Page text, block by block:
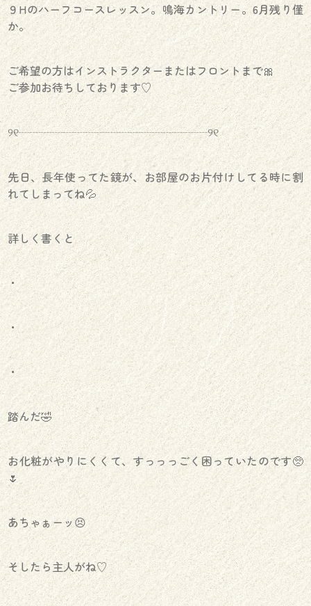
９Hのハーフコースレッスン。鳴海カントリー。6月残り僅
か。
ご希望の方はインストラクターまたはフロントまで🎀
ご参加お待ちしております♡
୨୧┈┈┈┈┈┈┈┈┈┈┈┈┈┈┈┈┈୨୧
先日、長年使ってた鏡が、お部屋のお片付けしてる時に割
れてしまってね💦
詳しく書くと
・
・
・
踏んだ🤣
お化粧がやりにくくて、すっっっごく困っていたのです🥺
🌷
あちゃぁーッ😣
そしたら主人がね♡